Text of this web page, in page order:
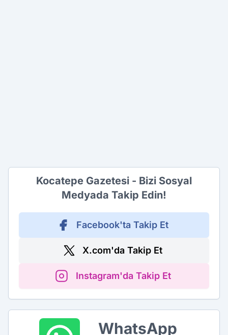
Kocatepe Gazetesi - Bizi Sosyal
Medyada Takip Edin!
Facebook'ta Takip Et
X.com'da Takip Et
Instagram'da Takip Et
WhatsApp